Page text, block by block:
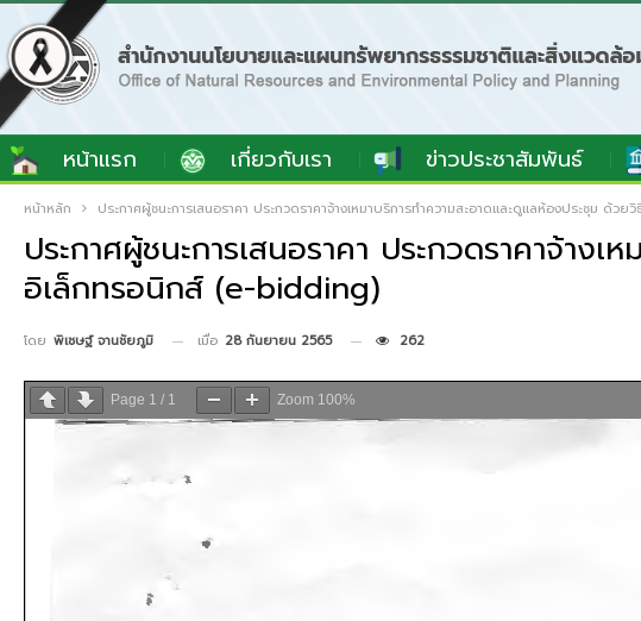
หน้าแรก เกี่ยวกับเรา ข่าวประชาสัมพันธ์
หน้าหลัก ประกาศผู้ชนะการเสนอราคา ประกวดราคาจ้างเหมาบริการทำความสะอาดและดูแลห้องประชุม ด้
ประกาศผู้ชนะการเสนอราคา ประกวดราคาจ้าง
อิเล็กทรอนิกส์ (e-bidding)
โดย พิเชษฐ์ จานชัยภูมิ เมื่อ 28 กันยายน 2565 262
Page 1 / 1 Zoom 100%